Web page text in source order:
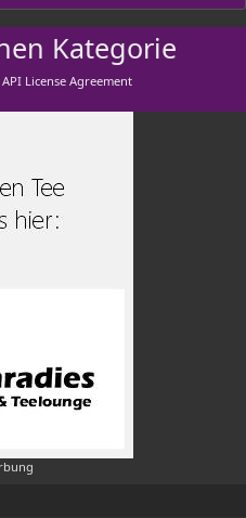
Kategorie
License Agreement